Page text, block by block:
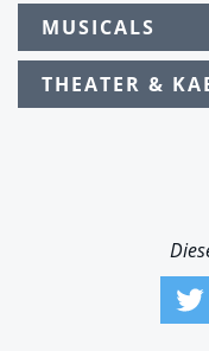
MUSICALS
THEATER &